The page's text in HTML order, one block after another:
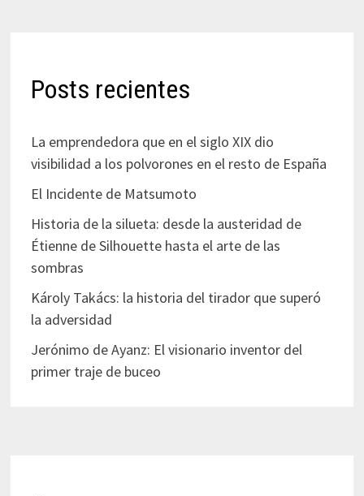
Posts recientes
La emprendedora que en el siglo XIX dio
visibilidad a los polvorones en el resto de España
El Incidente de Matsumoto
Historia de la silueta: desde la austeridad de
Étienne de Silhouette hasta el arte de las
sombras
Károly Takács: la historia del tirador que superó
la adversidad
Jerónimo de Ayanz: El visionario inventor del
primer traje de buceo